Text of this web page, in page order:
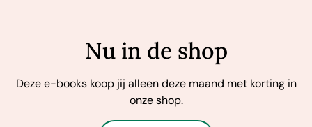
Nu in de shop
Deze e-books koop jij alleen deze maand met korting in
onze shop.